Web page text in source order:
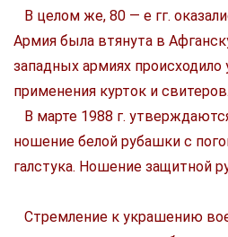
В целом же, 80 — е гг.
Армия была втянута в
западных армиях
применения курток и свитеров.
В марте 1988 г.
ношение белой рубашки с
галстука. Ношение защитной
Стремление к украшению